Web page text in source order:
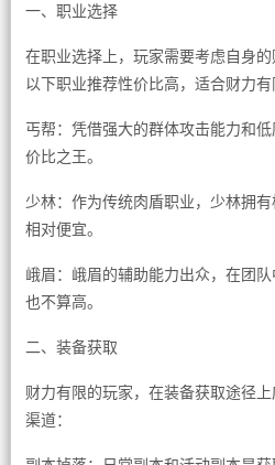
一、职业选择
在职业选择上，玩家需要考虑自身的
以下职业推荐性价比高，适合财力有
丐帮：凭借强大的群体攻击能力和
价比之王。
少林：作为传统肉盾职业，少林拥
相对便宜。
峨眉：峨眉的辅助能力出众，在团
也不算高。
二、装备获取
财力有限的玩家，在装备获取途径
渠道：